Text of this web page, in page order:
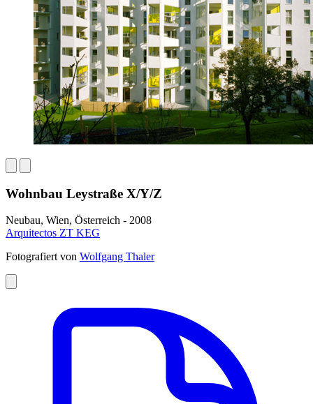
Wohnbau Leystraße X/Y/Z
Neubau, Wien, Österreich - 2008
Arquitectos ZT KEG
Fotografiert von Wolfgang Thaler